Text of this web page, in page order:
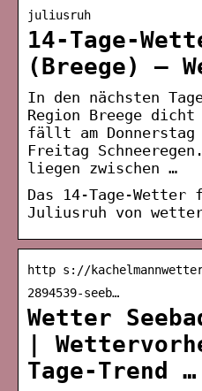
juliusruh
14-Tage-
(Breege) –
In den nächsten
Region Breege
fällt am Donnerstag
Freitag
liegen zwischen …
Das 14-Tage-
Juliusruh von
http s://
2894539-seeb…
Wetter
|
Tage-Trend …